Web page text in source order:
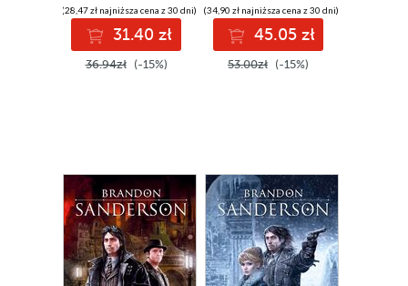
(28,47 zł najniższa cena z 30 dni)
31.40 zł
36.94zł (-15%)
(34,90 zł najniższa cena z 30 dni)
45.05 zł
53.00zł (-15%)